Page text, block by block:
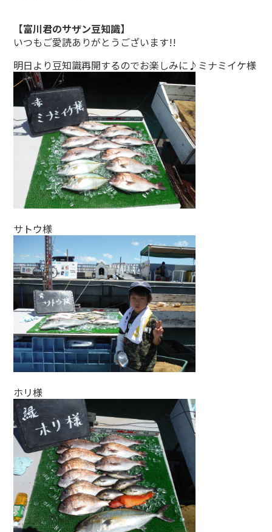
【富川君のサザン豆知識】
いつもご愛読ありがとうございます!!
明日より豆知識再開するのでお楽しみに♪ミナミイケ様
サトウ様
ホリ様